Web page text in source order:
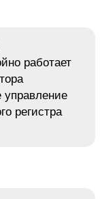
работает
управление
регистра